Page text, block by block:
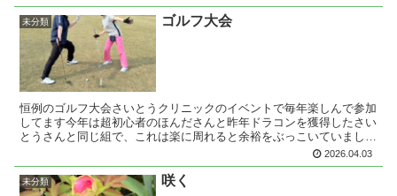
未分類 ゴルフ大会
恒例のゴルフ大会さいとうクリニックのイベントで毎年楽しんで参加
してます今年は超初心者のほんださんと昨年ドラコンを獲得したさい
とうさんと同じ組で、これは楽に周れると余裕をぶっこいていました
が面倒を見なくちゃいけなくて、１ホール目から走らされま...2026.04.03
未分類 咲く